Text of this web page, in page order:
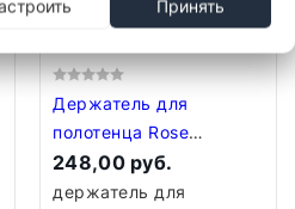
Держатель для
полотенца Rose
RG1827T
248,00 руб.
держатель для
Принять